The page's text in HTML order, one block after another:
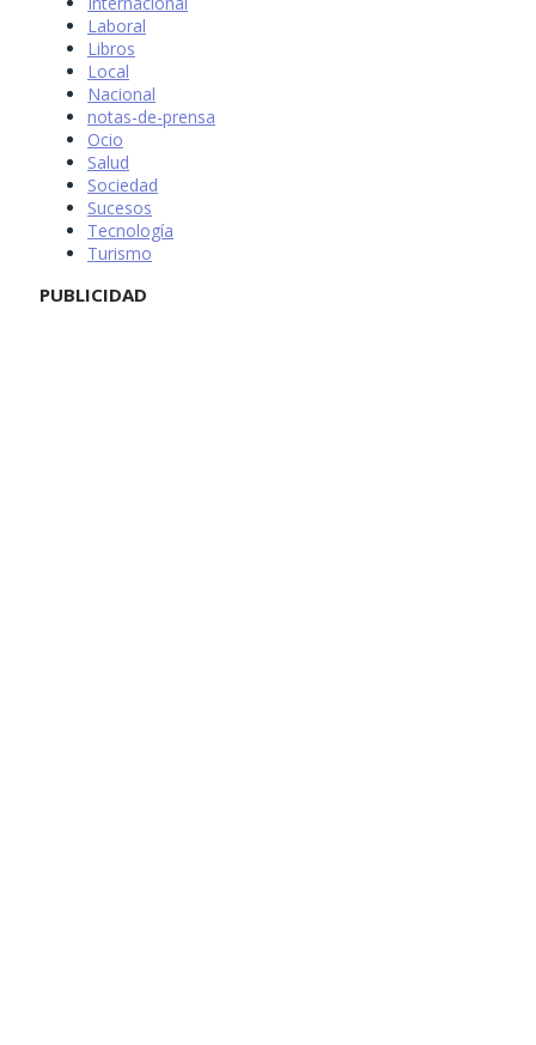
Laboral
Libros
Local
Nacional
notas-de-prensa
Ocio
Salud
Sociedad
Sucesos
Tecnología
Turismo
PUBLICIDAD